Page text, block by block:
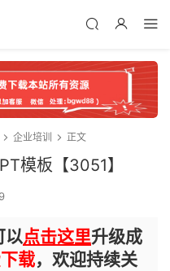
企业培训 正文
模板【3051】
以点击这里升级成
载，欢迎持续关